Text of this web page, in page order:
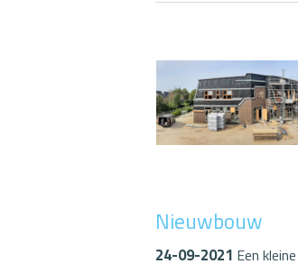
Nieuwbouw
24-09-2021 Een